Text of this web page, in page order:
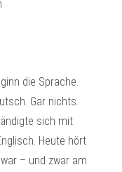
die Sprache.
Gar nichts.
sich mit
Heute hört
– und zwar am